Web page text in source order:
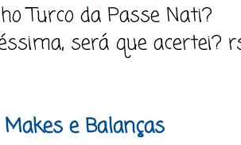
Turco da Passe Nati?
será que acertei?
e Balanças